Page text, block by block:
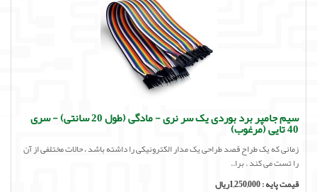
سیم جامپر برد بوردی یک سر نری - مادگی (طول 20 سانتی) - سری
40 تایی (مرغوب)
زمانی که یک طراح قصد طراحی یک مدار الکترونیکی را داشته باشد ، حالات مختلفی از آن
را تست می کند . برا..
قیمت پایه :1,250,000ریال